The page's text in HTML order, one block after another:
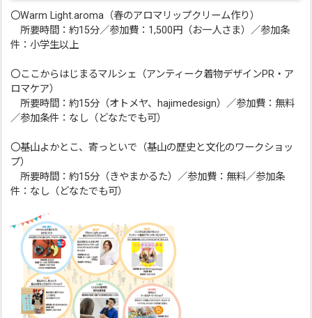
〇Warm Light.aroma（春のアロマリップクリーム作り）
所要時間：約15分／参加費：1,500円（お一人さま）／参加条
件：小学生以上
〇ここからはじまるマルシェ（アンティーク着物デザインPR・ア
ロマケア）
所要時間：約15分（オトメヤ、hajimedesign）／参加費：無料
／参加条件：なし（どなたでも可）
〇基山よかとこ、寄っといで（基山の歴史と文化のワークショッ
プ）
所要時間：約15分（きやまかるた）／参加費：無料／参加条
件：なし（どなたでも可）